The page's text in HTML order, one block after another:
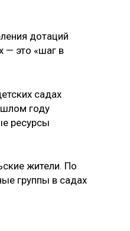
дотаций
— это «шаг в
садах
году
ресурсы
жители. По
группы в садах